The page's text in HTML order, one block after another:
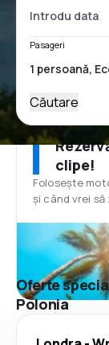
Pasageri
Căutare
clipe!
Folosește
și când vrei să
Oferte
Polonia